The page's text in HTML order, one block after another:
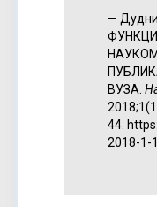
ВУЗА.
44.
2018-1-